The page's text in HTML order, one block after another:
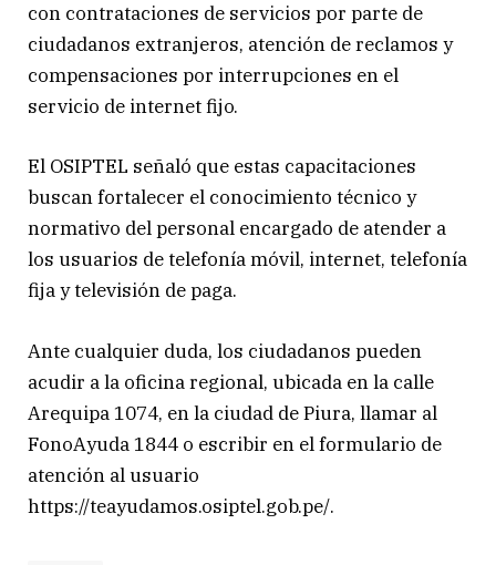
con contrataciones de servicios por parte de
ciudadanos extranjeros, atención de reclamos y
compensaciones por interrupciones en el
servicio de internet fijo.
El OSIPTEL señaló que estas capacitaciones
buscan fortalecer el conocimiento técnico y
normativo del personal encargado de atender a
los usuarios de telefonía móvil, internet, telefonía
fija y televisión de paga.
Ante cualquier duda, los ciudadanos pueden
acudir a la oficina regional, ubicada en la calle
Arequipa 1074, en la ciudad de Piura, llamar al
FonoAyuda 1844 o escribir en el formulario de
atención al usuario
https://teayudamos.osiptel.gob.pe/.